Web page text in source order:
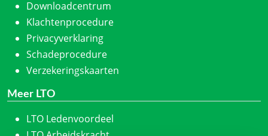
Downloadcentrum
Klachtenprocedure
Privacyverklaring
Schadeprocedure
Verzekeringskaarten
Meer LTO
LTO Ledenvoordeel